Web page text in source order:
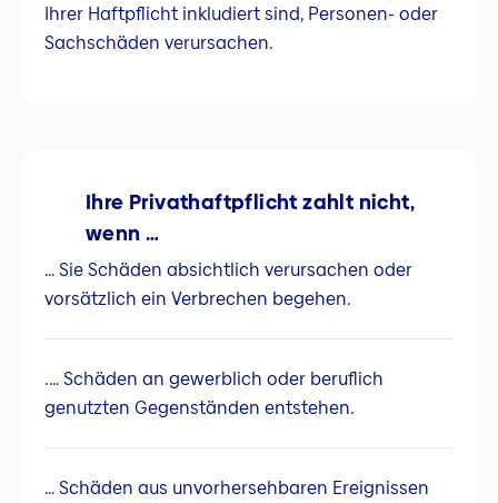
Ihrer Haftpflicht inkludiert sind, Personen- oder
Sachschäden verursachen.
Ihre Privathaftpflicht zahlt nicht,
wenn …
… Sie Schäden absichtlich verursachen oder
vorsätzlich ein Verbrechen begehen.
.… Schäden an gewerblich oder beruflich
genutzten Gegenständen entstehen.
… Schäden aus unvorhersehbaren Ereignissen